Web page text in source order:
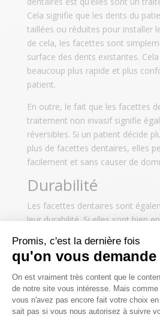
Cela signifie que les dents du
taillées ou réduites pour installer
de cela, les facettes sont
surface des dents existantes.
beaucoup plus rapide et plus
patient.
En outre, le fait que les facettes
traitement non invasif signifie
réversibles. Si un patient décide
plus de facettes dentaires, elles
facilement et sans causer de
Durabilité
Les facettes dentaires sont
leur durabilité. Si elles sont bien
peuvent durer de 10 à 15 ans,
en céramique sont
moins susceptibles de se fissurer
que les facettes en composite.
Il est important de noter que les
sont pas indestructibles et